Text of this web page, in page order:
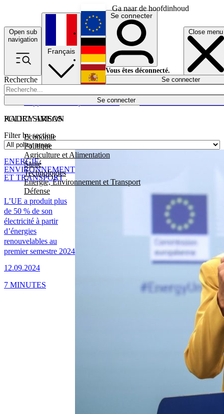
Ga naar de hoofdinhoud
Open sub
navigation
Close menu
Recherche
Se connecter
POLICY AREAS
Economie
Politique
Agriculture et Alimentation
Santé
Technologies
Energie, Environnement et Transport
Défense
Économie
Français
English
Deutsch
Español
Se connecter
Vous êtes déconnecté.
Se connecter
KADRI SIMSON
Filter by section
L’UE a produit plus
de 50 % de son
électricité à partir
d’énergies
renouvelables au
premier semestre 2024
12.09.2024
ENERGIE,
ENVIRONNEMENT
ET TRANSPORT
7 MINUTES